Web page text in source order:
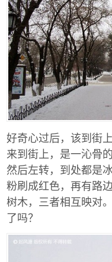
好奇心过后，该到街
来到街上，是一沁骨
然后左转，到处都是
粉刷成红色，再有路
树木，三者相互映对
了吗？